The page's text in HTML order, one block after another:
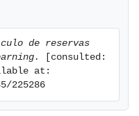
de reservas
[consulted:
at:
225286